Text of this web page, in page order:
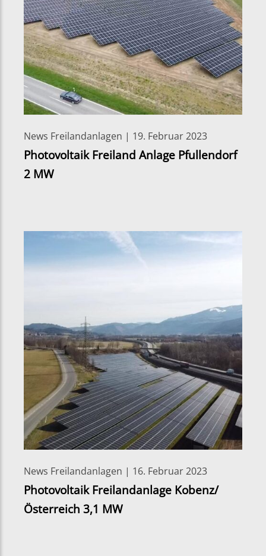
News Freilandanlagen | 19. Februar 2023
Photovoltaik Freiland Anlage Pfullendorf
2 MW
News Freilandanlagen | 16. Februar 2023
Photovoltaik Freilandanlage Kobenz/
Österreich 3,1 MW